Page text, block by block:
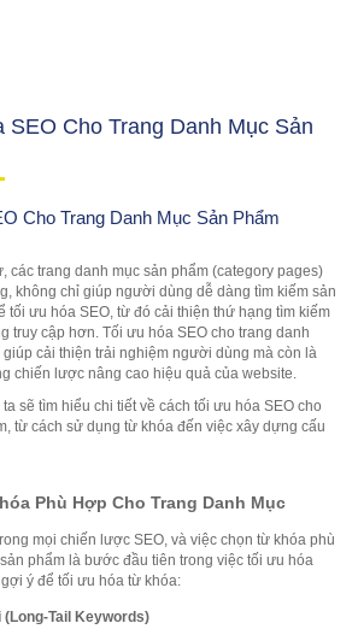
SEO Cho Trang Danh Mục Sản
Cho Trang Danh Mục Sản Phẩm
các trang danh mục sản phẩm (category pages)
không chỉ giúp người dùng dễ dàng tìm kiếm sản
tối ưu hóa SEO, từ đó cải thiện thứ hạng tìm kiếm
truy cập hơn. Tối ưu hóa SEO cho trang danh
cải thiện trải nghiệm người dùng mà còn là
chiến lược nâng cao hiệu quả của website.
sẽ tìm hiểu chi tiết về cách tối ưu hóa SEO cho
từ cách sử dụng từ khóa đến việc xây dựng cấu
Phù Hợp Cho Trang Danh Mục
mọi chiến lược SEO, và việc chọn từ khóa phù
phẩm là bước đầu tiên trong việc tối ưu hóa
ý để tối ưu hóa từ khóa:
Tail Keywords)